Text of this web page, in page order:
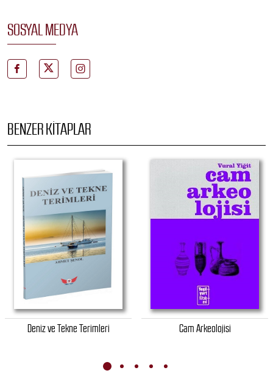
SOSYAL MEDYA
BENZER KITAPLAR
Deniz ve Tekne Terimleri Cam Arkeolojisi